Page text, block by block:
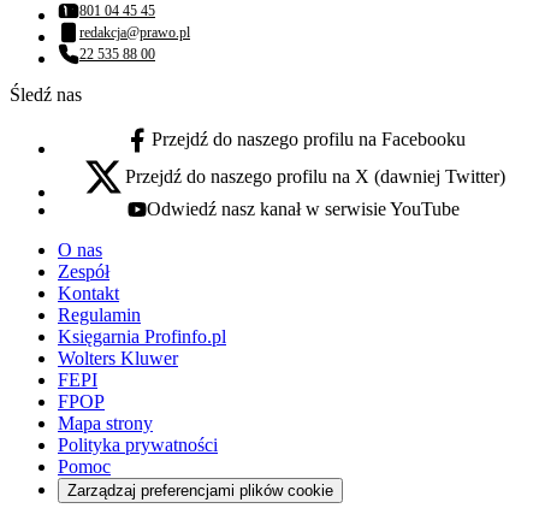
Numer telefonu:
801 04 45 45
Adres email:
redakcja@prawo.pl
Numer telefonu:
22 535 88 00
Śledź nas
facebook - otwiera się w nowej karcie
Przejdź do naszego profilu na Facebooku
x - otwiera się w nowej karcie
Przejdź do naszego profilu na X (dawniej Twitter)
youtube - otwiera się w nowej karcie
Odwiedź nasz kanał w serwisie YouTube
O nas
Zespół
Kontakt
Regulamin
Księgarnia Profinfo.pl
Wolters Kluwer
FEPI
FPOP
Mapa strony
Polityka prywatności
Pomoc
Zarządzaj preferencjami plików cookie